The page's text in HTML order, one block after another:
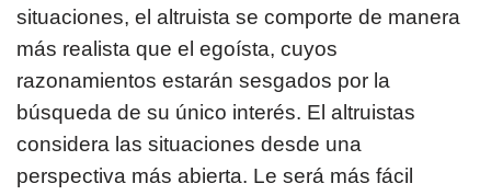
situaciones, el altruista se comporte de manera
más realista que el egoísta, cuyos
razonamientos estarán sesgados por la
búsqueda de su único interés. El altruistas
considera las situaciones desde una
perspectiva más abierta. Le será más fácil